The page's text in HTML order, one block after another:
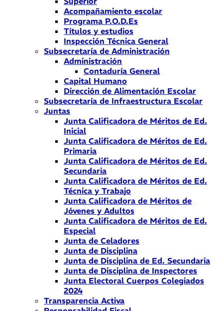
Acompañamiento escolar
Programa P.O.D.Es
Títulos y estudios
Inspección Técnica General
Subsecretaría de Administración
Administración
Contaduría General
Capital Humano
Dirección de Alimentación Escolar
Subsecretaría de Infraestructura Escolar
Juntas
Junta Calificadora de Méritos de Ed.
Inicial
Junta Calificadora de Méritos de Ed.
Primaria
Junta Calificadora de Méritos de Ed.
Secundaria
Junta Calificadora de Méritos de Ed.
Técnica y Trabajo
Junta Calificadora de Méritos de
Jóvenes y Adultos
Junta Calificadora de Méritos de Ed.
Especial
Junta de Celadores
Junta de Disciplina
Junta de Disciplina de Ed. Secundaria
Junta de Disciplina de Inspectores
Junta Electoral Cuerpos Colegiados
2024
Transparencia Activa